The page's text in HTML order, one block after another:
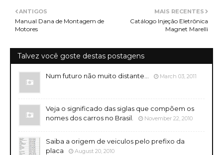
MAIS RECENTES
Catálogo Injeção Eletrônica
Magnet Marelli
ANTIGOS
Manual Dana de Montagem de
Motores
Talvez você goste destas postagens
Num futuro não muito distante... March 03, 2011
Veja o significado das siglas que compõem os
nomes dos carros no Brasil.
November 22, 2010
Saiba a origem de veiculos pelo prefixo da
placa
August 20, 2010